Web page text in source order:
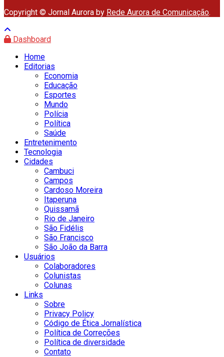
Copyright © Jornal Aurora by Rede Aurora de Comunicação.
Dashboard
Home
Editorias
Economia
Educação
Esportes
Mundo
Polícia
Política
Saúde
Entretenimento
Tecnologia
Cidades
Cambuci
Campos
Cardoso Moreira
Itaperuna
Quissamã
Rio de Janeiro
São Fidélis
São Francisco
São João da Barra
Usuários
Colaboradores
Colunistas
Colunas
Links
Sobre
Privacy Policy
Código de Ética Jornalística
Política de Correções
Política de diversidade
Contato